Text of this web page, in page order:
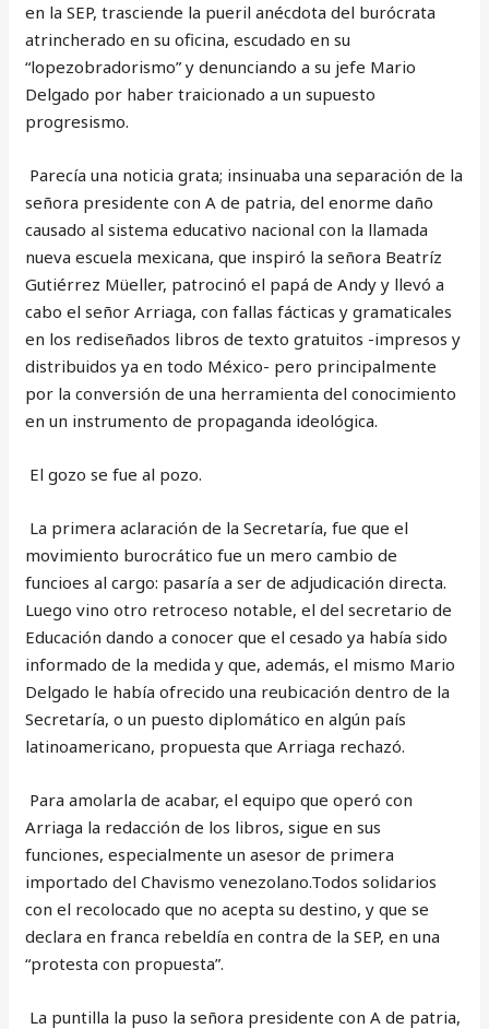
en la SEP, trasciende la pueril anécdota del burócrata
atrincherado en su oficina, escudado en su
“lopezobradorismo” y denunciando a su jefe Mario
Delgado por haber traicionado a un supuesto
progresismo.
Parecía una noticia grata; insinuaba una separación de la
señora presidente con A de patria, del enorme daño
causado al sistema educativo nacional con la llamada
nueva escuela mexicana, que inspiró la señora Beatríz
Gutiérrez Müeller, patrocinó el papá de Andy y llevó a
cabo el señor Arriaga, con fallas fácticas y gramaticales
en los rediseñados libros de texto gratuitos -impresos y
distribuidos ya en todo México- pero principalmente
por la conversión de una herramienta del conocimiento
en un instrumento de propaganda ideológica.
El gozo se fue al pozo.
La primera aclaración de la Secretaría, fue que el
movimiento burocrático fue un mero cambio de
funcioes al cargo: pasaría a ser de adjudicación directa.
Luego vino otro retroceso notable, el del secretario de
Educación dando a conocer que el cesado ya había sido
informado de la medida y que, además, el mismo Mario
Delgado le había ofrecido una reubicación dentro de la
Secretaría, o un puesto diplomático en algún país
latinoamericano, propuesta que Arriaga rechazó.
Para amolarla de acabar, el equipo que operó con
Arriaga la redacción de los libros, sigue en sus
funciones, especialmente un asesor de primera
importado del Chavismo venezolano.Todos solidarios
con el recolocado que no acepta su destino, y que se
declara en franca rebeldía en contra de la SEP, en una
“protesta con propuesta”.
La puntilla la puso la señora presidente con A de patria,